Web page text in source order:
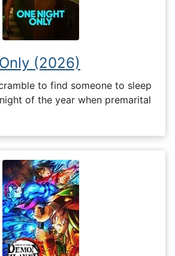
(2026)
to find someone to sleep
of the year when premarital